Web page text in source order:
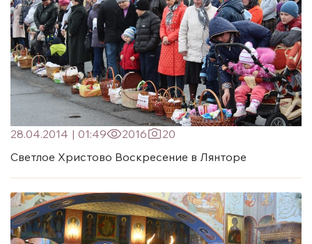
28.04.2014 | 01:49 2016
20
Светлое Христово Воскресение в Лянторе